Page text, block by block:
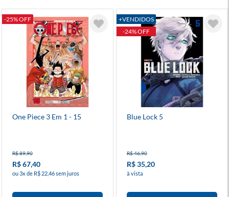
-25% OFF
One Piece 3 Em 1 - 15
R$ 89,90
R$ 67,40
ou 3x de R$ 22,46 sem juros
+VENDIDOS
-24% OFF
Blue Lock 5
R$ 46,90
R$ 35,20
à vista